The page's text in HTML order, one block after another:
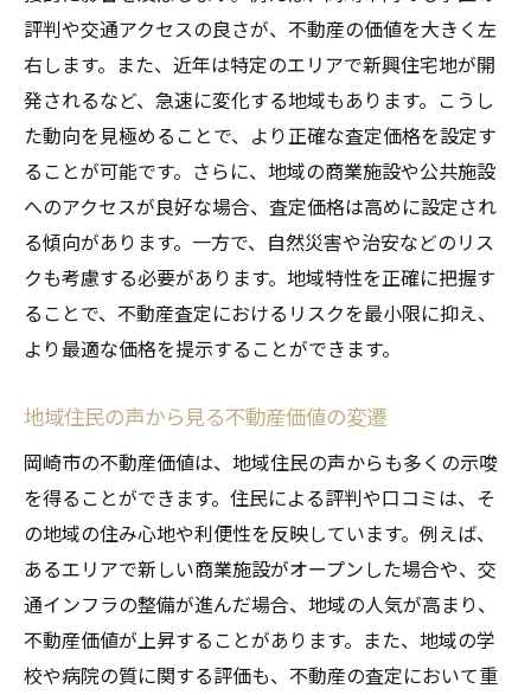
岡崎市特有の不動産査定成功事例
査定をスムーズに進めるための地域情報の
活用
地域の専門家から得る査定に関するアドバ
イス
評判や交通アクセスの良さが、不動産の価値を大きく左
右します。また、近年は特定のエリアで新興住宅地が開
発されるなど、急速に変化する地域もあります。こうし
た動向を見極めることで、より正確な査定価格を設定す
ることが可能です。さらに、地域の商業施設や公共施設
へのアクセスが良好な場合、査定価格は高めに設定され
る傾向があります。一方で、自然災害や治安などのリス
クも考慮する必要があります。地域特性を正確に把握す
ることで、不動産査定におけるリスクを最小限に抑え、
より最適な価格を提示することができます。
地域住民の声から見る不動産価値の変遷
岡崎市の不動産価値は、地域住民の声からも多くの示唆
を得ることができます。住民による評判や口コミは、そ
の地域の住み心地や利便性を反映しています。例えば、
あるエリアで新しい商業施設がオープンした場合や、交
通インフラの整備が進んだ場合、地域の人気が高まり、
不動産価値が上昇することがあります。また、地域の学
校や病院の質に関する評価も、不動産の査定において重